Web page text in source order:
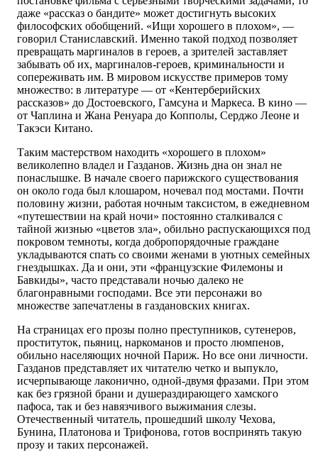
даже «рассказ о бандите» может достигнуть высоких
философских обобщений. «Ищи хорошего в плохом», —
говорил Станиславский. Именно такой подход позволяет
превращать маргиналов в героев, а зрителей заставляет
забывать об их, маргиналов-героев, криминальности и
сопереживать им. В мировом искусстве примеров тому
множество: в литературе — от «Кентерберийских
рассказов» до Достоевского, Гамсуна и Маркеса. В кино —
от Чаплина и Жана Ренуара до Копполы, Серджо Леоне и
Такэси Китано.
Таким мастерством находить «хорошего в плохом»
великолепно владел и Газданов. Жизнь дна он знал не
понаслышке. В начале своего парижского существования
он около года был клошаром, ночевал под мостами. Почти
половину жизни, работая ночным таксистом, в ежедневном
«путешествии на край ночи» постоянно сталкивался с
тайной жизнью «цветов зла», обильно распускающихся под
покровом темноты, когда добропорядочные граждане
укладываются спать со своими женами в уютных семейных
гнездышках. Да и они, эти «французские Филемоны и
Бавкиды», часто представали ночью далеко не
благонравными господами. Все эти персонажи во
множестве запечатлены в газдановских книгах.
На страницах его прозы полно преступников, сутенеров,
проституток, пьяниц, наркоманов и просто люмпенов,
обильно населяющих ночной Париж. Но все они личности.
Газданов представляет их читателю четко и выпукло,
исчерпывающе лаконично, одной-двумя фразами. При этом
как без грязной брани и душераздирающего хамского
пафоса, так и без навязчивого выжимания слезы.
Отечественный читатель, прошедший школу Чехова,
Бунина, Платонова и Трифонова, готов воспринять такую
прозу и таких персонажей.